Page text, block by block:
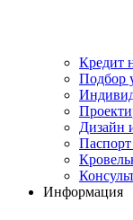
Кредит
Подбор
Дизайн
Паспорт
Информация